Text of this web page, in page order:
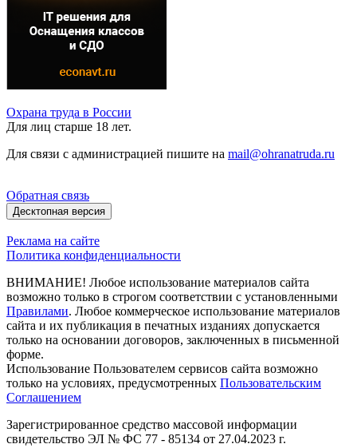
Охрана труда в России
Для лиц старше 18 лет.
Для связи с администрацией пишите на mail@ohranatruda.ru
Обратная связь
Десктопная версия
Реклама на сайте
Политика конфиденциальности
ВНИМАНИЕ! Любое использование материалов сайта
возможно только в строгом соответствии с установленными
Правилами. Любое коммерческое использование материалов
сайта и их публикация в печатных изданиях допускается
только на основании договоров, заключенных в письменной
форме.
Использование Пользователем сервисов сайта возможно
только на условиях, предусмотренных Пользовательским
Соглашением
Зарегистрированное средство массовой информации
свидетельство ЭЛ № ФС 77 - 85134 от 27.04.2023 г.